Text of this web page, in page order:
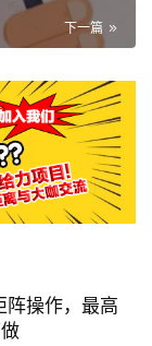
下一篇
阵操作，最高